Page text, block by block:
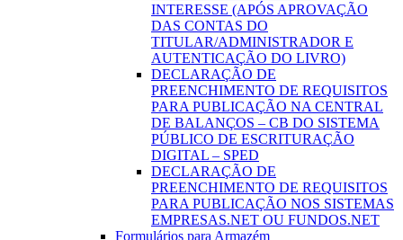
INTERESSE (APÓS APROVAÇÃO
DAS CONTAS DO
TITULAR/ADMINISTRADOR E
AUTENTICAÇÃO DO LIVRO)
DECLARAÇÃO DE
PREENCHIMENTO DE REQUISITOS
PARA PUBLICAÇÃO NA CENTRAL
DE BALANÇOS – CB DO SISTEMA
PÚBLICO DE ESCRITURAÇÃO
DIGITAL – SPED
DECLARAÇÃO DE
PREENCHIMENTO DE REQUISITOS
PARA PUBLICAÇÃO NOS SISTEMAS
EMPRESAS.NET OU FUNDOS.NET
Formulários para Armazém